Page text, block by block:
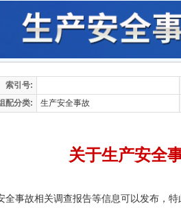
索引号:
配分类:
生产安全事故
关于生产安全
事故相关调查报告等信息可以发布，特